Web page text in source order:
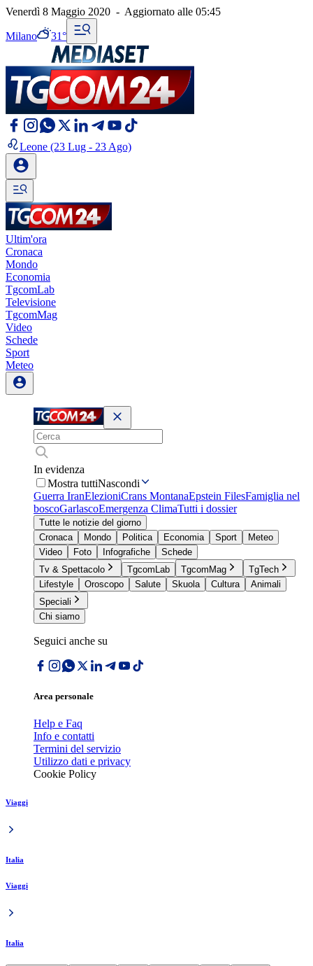
Venerdì 8 Maggio 2020 - Aggiornato alle 05:45
Milano 31°
Leone (23 Lug - 23 Ago)
Ultim'ora
Cronaca
Mondo
Economia
TgcomLab
Televisione
TgcomMag
Video
Schede
Sport
Meteo
In evidenza
Mostra tuttiNascondi
Guerra IranElezioniCrans MontanaEpstein FilesFamiglia nel
boscoGarlascoEmergenza ClimaTutti i dossier
Tutte le notizie del giorno
Cronaca
Mondo Politica Economia Sport
Meteo
Video
Foto Infografiche
Schede
Tv & Spettacolo
TgcomLab TgcomMag
TgTech
Lifestyle
Oroscopo Salute Skuola Cultura
Animali
Speciali
Chi siamo
Seguici anche su
Area personale
Help e Faq
Info e contatti
Termini del servizio
Utilizzo dati e privacy
Cookie Policy
Viaggi
Italia
Viaggi
Italia